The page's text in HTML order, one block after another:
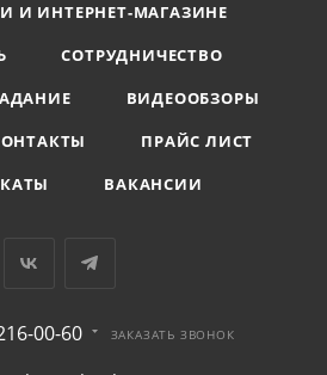
И ИНТЕРНЕТ-МАГАЗИНЕ
СОТРУДНИЧЕСТВО
ВИДЕООБЗОРЫ
ПРАЙС ЛИСТ
ВАКАНСИИ
00-60 ЗАКАЗАТЬ ЗВОНОК